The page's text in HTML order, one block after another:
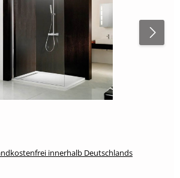
innerhalb Deutschlands